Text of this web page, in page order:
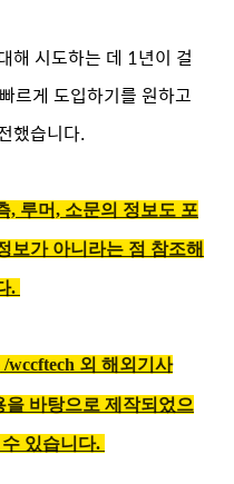
해 시도하는 데 1년이 걸
르게 도입하기를 원하고
했습니다.
, 루머, 소문의 정보도 포
보가 아니라는 점 참조해
.
/wccftech 외 해외기사
을 바탕으로 제작되었으
있습니다.